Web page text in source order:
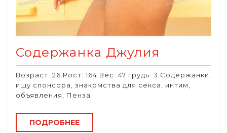
Содержанка Джулия
Возраст: 26 Рост: 164 Вес: 47 грудь: 3 Содержанки,
ищу спонсора, знакомства для секса, интим,
объявления, Пенза
ПОДРОБНЕЕ